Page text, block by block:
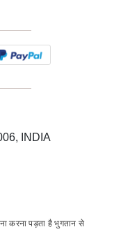
INDIA
करना पड़ता है भुगतान से